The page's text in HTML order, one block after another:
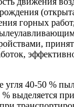
горных
угля 40-50 %
выделяется